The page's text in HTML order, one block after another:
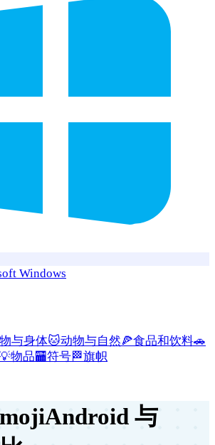
Windows
与身体🐱动物与自然🍕食品和饮料🚗
物品🏧符号🏁旗帜
Android 与